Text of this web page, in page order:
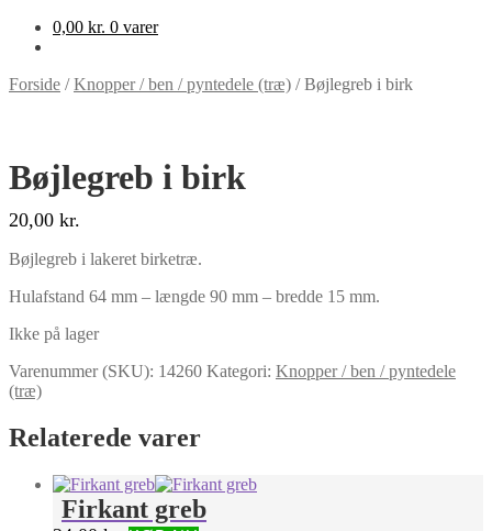
0,00 kr. 0 varer
Forside /Knopper / ben / pyntedele (træ) /Bøjlegreb i birk
Bøjlegreb i birk
20,00 kr.
Bøjlegreb i lakeret birketræ.
Hulafstand 64 mm – længde 90 mm – bredde 15 mm.
Ikke på lager
Varenummer (SKU): 14260 Kategori: Knopper / ben / pyntedele
(træ)
Relaterede varer
Firkant greb